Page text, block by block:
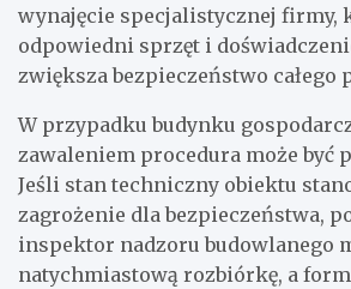
wynajęcie specjalistycznej firmy,
odpowiedni sprzęt i
zwiększa bezpieczeństwo całego
W przypadku budynku
zawaleniem procedura może być
Jeśli stan techniczny obiektu
zagrożenie dla bezpieczeństwa,
inspektor nadzoru budowlanego
natychmiastową rozbiórkę, a